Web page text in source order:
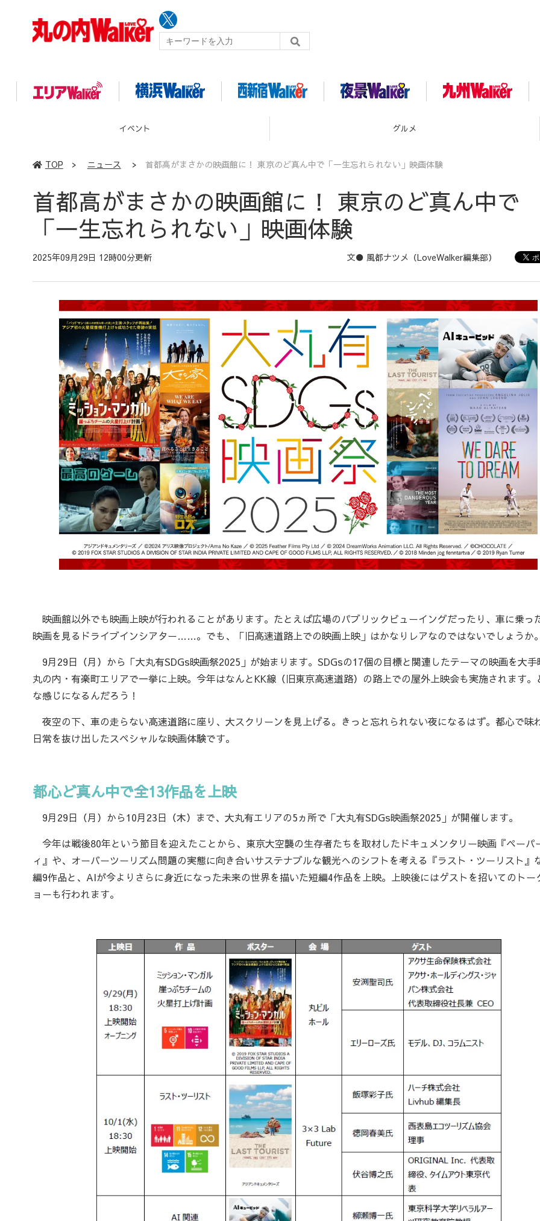
イベント グルメ
TOP > ニュース > 首都高がまさかの映画館に！ 東京のど真ん中で「一生忘れられない」映画体験
首都高がまさかの映画館に！ 東京のど真ん中で
「一生忘れられない」映画体験
2025年09月29日 12時00分更新 文● 風都ナツメ（LoveWalker編集部）
映画館以外でも映画上映が行われることがあります。たとえば広場のパブリックビューイングだったり、車に乗っ
映画を見るドライブインシアター……。でも、「旧高速道路上での映画上映」はかなりレアなのではないでしょうか。
9月29日（月）から「大丸有SDGs映画祭2025」が始まります。SDGsの17個の目標と関連したテーマの映画を大手
丸の内・有楽町エリアで一挙に上映。今年はなんとKK線（旧東京高速道路）の路上での屋外上映会も実施されます。
な感じになるんだろう！
夜空の下、車の走らない高速道路に座り、大スクリーンを見上げる。きっと忘れられない夜になるはず。都心で味わ
日常を抜け出したスペシャルな映画体験です。
都心ど真ん中で全13作品を上映
9月29日（月）から10月23日（木）まで、大丸有エリアの5ヵ所で「大丸有SDGs映画祭2025」が開催します。
今年は戦後80年という節目を迎えたことから、東京大空襲の生存者たちを取材したドキュメンタリー映画『ペーパ
ィ』や、オーバーツーリズム問題の実態に向き合いサステナブルな観光へのシフトを考える『ラスト・ツーリスト』
編9作品と、AIが今よりさらに身近になった未来の世界を描いた短編4作品を上映。上映後にはゲストを招いてのトー
ョーも行われます。